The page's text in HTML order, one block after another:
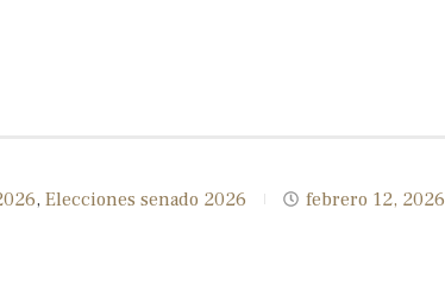
, Elecciones senado 2026
febrero 12, 2026